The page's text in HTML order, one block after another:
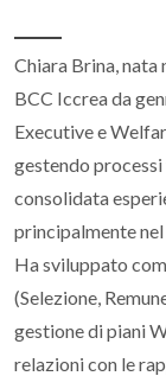
Chiara Brina, nata
BCC Iccrea da
Executive e
gestendo
consolidata
principalmente
Ha sviluppato
(Selezione,
gestione di piani
relazioni con le